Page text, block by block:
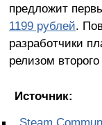
предложит
1199 рублей.
разработчики
релизом
Источник:
Steam